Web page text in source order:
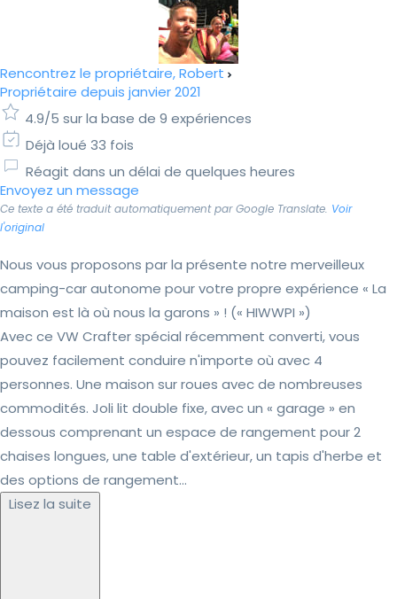
Rencontrez le propriétaire, Robert
Propriétaire depuis janvier 2021
4.9/5 sur la base de 9 expériences
Déjà loué 33 fois
Réagit dans un délai de quelques heures
Envoyez un message
Ce texte a été traduit automatiquement par Google Translate. Voir
l'original
Nous vous proposons par la présente notre merveilleux
camping-car autonome pour votre propre expérience « La
maison est là où nous la garons » ! (« HIWWPI »)
Avec ce VW Crafter spécial récemment converti, vous
pouvez facilement conduire n'importe où avec 4
personnes. Une maison sur roues avec de nombreuses
commodités. Joli lit double fixe, avec un « garage » en
dessous comprenant un espace de rangement pour 2
chaises longues, une table d'extérieur, un tapis d'herbe et
des options de rangement...
Lisez la suite